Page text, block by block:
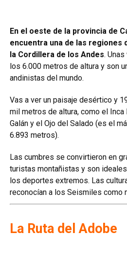
En el oeste de la provincia de
encuentra una de las regiones
la Cordillera de los Andes.
los 6.000 metros de altura y son
andinistas del mundo.
Vas a ver un paisaje desértico y
mil metros de altura, como el
Galán y el Ojo del Salado (es el
6.893 metros).
Las cumbres se convirtieron en
turistas montañistas y son
los deportes extremos. Las
reconocían a los Seismiles como
La Ruta del Adobe